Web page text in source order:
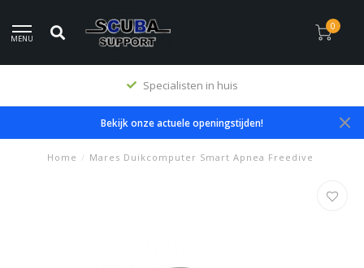
MENU
0
Specialisten in huis
Bekijk onze actuele openingstijden!
Home / Mares Duikcomputer Smart Apnea Freedive